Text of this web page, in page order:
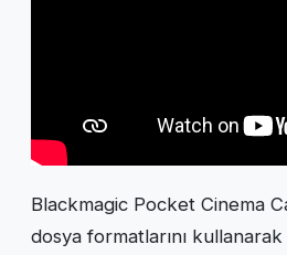
Blackmagic Pocket Cinema
dosya formatlarını kullanarak